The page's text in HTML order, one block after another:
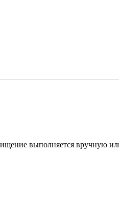
выполняется вручную